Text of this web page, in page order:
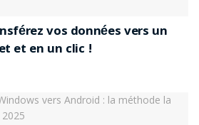
vos données vers un
et en un clic !